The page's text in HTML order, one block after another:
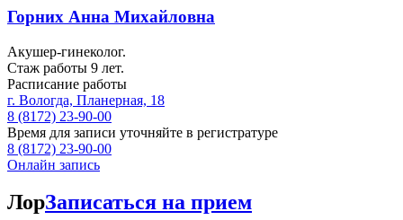
Горних Анна Михайловна
Акушер-гинеколог.
Стаж работы 9 лет.
Расписание работы
г. Вологда, Планерная, 18
8 (8172) 23-90-00
Время для записи уточняйте в регистратуре
8 (8172) 23-90-00
Онлайн запись
ЛорЗаписаться на прием